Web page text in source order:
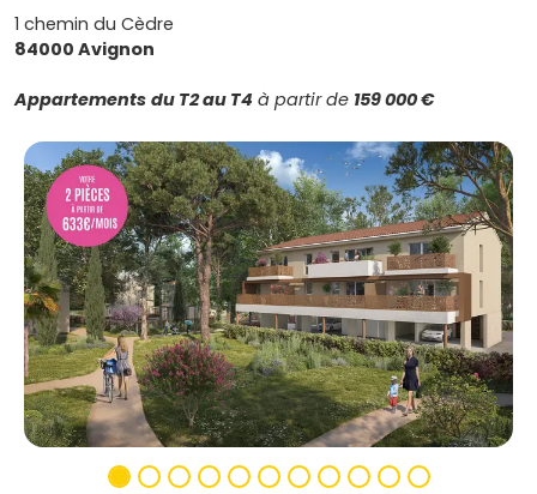
1 chemin du Cèdre
84000 Avignon
Appartements du T2 au T4 à partir de 159 000 €